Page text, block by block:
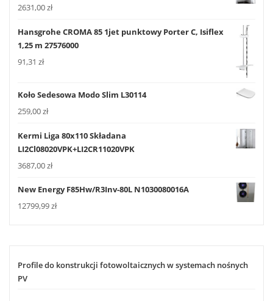
2631,00zł
Hansgrohe CROMA 85 1jet punktowy Porter C, Isiflex
1,25 m 27576000
91,31 zł
Koło Sedesowa Modo Slim L30114
259,00zł
Kermi Liga 80x110 Składana
LI2Cl08020VPK+LI2CR11020VPK
3687,00zł
New Energy F85Hw/R3Inv-80L N1030080016A
12799,99zł
Profile do konstrukcji fotowoltaicznych w systemach nośnych
PV